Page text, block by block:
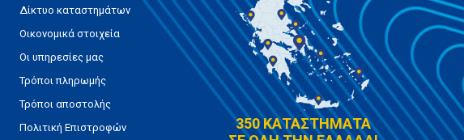
Δίκτυο καταστημάτων
Οικονομικά στοιχεία
Οι υπηρεσίες μας
Τρόποι πληρωμής
Τρόποι αποστολής
Πολιτική Επιστροφών
350 ΚΑΤΑΣΤΗΜΑΤΑ